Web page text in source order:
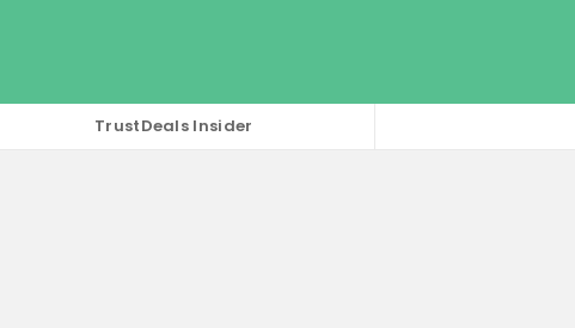
TrustDeals Insider